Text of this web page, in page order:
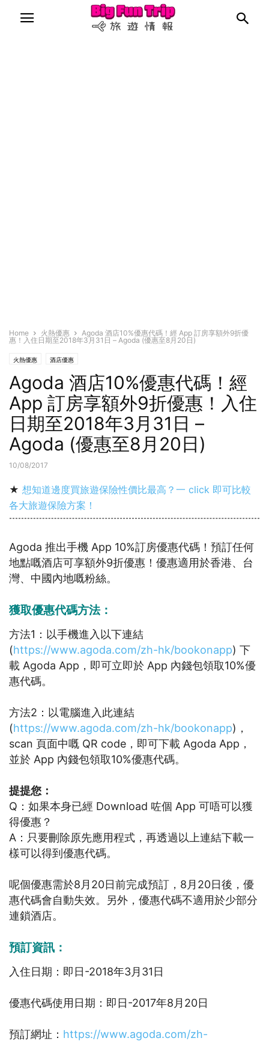
Home 火熱優惠
Agoda 酒店10%優惠代碼！經 App 訂房享額外9折優
惠！入住日期至2018年3月31日 – Agoda (優惠至8月20日)
火熱優惠 酒店優惠
Agoda 酒店10%優惠代碼！經
App 訂房享額外9折優惠！入住
日期至2018年3月31日 –
Agoda (優惠至8月20日)
10/08/2017
★ 想知道邊度買旅遊保險性價比最高？一 click 即可比較
各大旅遊保險方案！
Agoda 推出手機 App 10%訂房優惠代碼！預訂任何
地點嘅酒店可享額外9折優惠！優惠適用於香港、台
灣、中國內地嘅粉絲。
獲取優惠代碼方法：
方法1：以手機進入以下連結
(https://www.agoda.com/zh-hk/bookonapp) 下
載 Agoda App，即可立即於 App 內錢包領取10%優
惠代碼。
方法2：以電腦進入此連結
(https://www.agoda.com/zh-hk/bookonapp)，
scan 頁面中嘅 QR code，即可下載 Agoda App，
並於 App 內錢包領取10%優惠代碼。
提提您：
Q：如果本身已經 Download 咗個 App 可唔可以獲
得優惠？
A：只要刪除原先應用程式，再透過以上連結下載一
樣可以得到優惠代碼。
呢個優惠需於8月20日前完成預訂，8月20日後，優
惠代碼會自動失效。另外，優惠代碼不適用於少部分
連鎖酒店。
預訂資訊：
入住日期：即日-2018年3月31日
優惠代碼使用日期：即日-2017年8月20日
預訂網址： https://www.agoda.com/zh-